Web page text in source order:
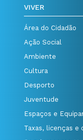
VIVER
Área do Cidadão
Ação Social
Ambiente
Cultura
Desporto
Juventude
Espaços e
Taxas, licenças e